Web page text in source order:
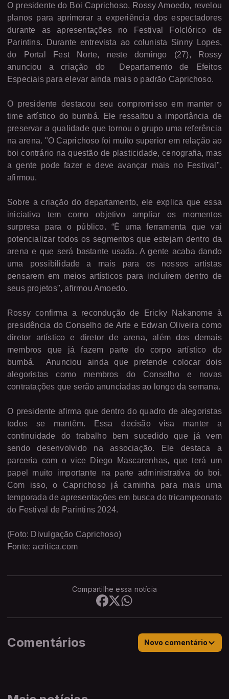
O presidente do Boi Caprichoso, Rossy Amoedo, revelou
planos para aprimorar a experiência dos espectadores
durante as apresentações no Festival Folclórico de
Parintins. Durante entrevista ao colunista Sinny Lopes,
do Portal Fest Norte, neste domingo (27), Rossy
anunciou a criação do
Departamento de Efeitos
Especiais para elevar ainda mais o padrão Caprichoso.
O presidente destacou seu compromisso em manter o
time artístico do bumbá. Ele ressaltou a importância de
preservar a qualidade que tornou o grupo uma referência
na arena. "O Caprichoso foi muito superior em relação ao
boi contrário na questão de plasticidade, cenografia, mas
a gente pode fazer e deve avançar mais no Festival",
afirmou.
Sobre a criação do departamento, ele explica que essa
iniciativa tem como objetivo ampliar os momentos
surpresa para o público. “É uma ferramenta que vai
potencializar todos os segmentos que estejam dentro da
arena e que será bastante usada. A gente acaba dando
uma possibilidade a mais para os nossos artistas
pensarem em meios artísticos para incluírem dentro de
seus projetos", afirmou Amoedo.
Rossy confirma a recondução de Ericky Nakanome à
presidência do Conselho de Arte e Edwan Oliveira como
diretor artístico e diretor de arena, além dos demais
membros que já fazem parte do corpo artístico do
bumbá.
Anunciou ainda que pretende colocar dois
alegoristas como membros do Conselho e novas
contratações que serão anunciadas ao longo da semana.
O presidente afirma que dentro do quadro de alegoristas
todos se mantêm. Essa decisão visa manter a
continuidade do trabalho bem sucedido que já vem
sendo desenvolvido na associação. Ele destaca a
parceria com o vice Diego Mascarenhas, que terá um
papel muito importante na parte administrativa do boi.
Com isso, o Caprichoso já caminha para mais uma
temporada de apresentações em busca do tricampeonato
do Festival de Parintins 2024.
(Foto: Divulgação Caprichoso)
Fonte: acritica.com
Compartilhe essa notícia
Comentários Novo comentário